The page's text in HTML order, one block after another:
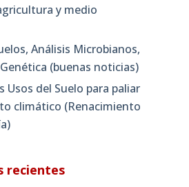
y medio
Análisis Microbianos,
(buenas noticias)
Usos del Suelo para paliar
climático (Renacimiento
recientes